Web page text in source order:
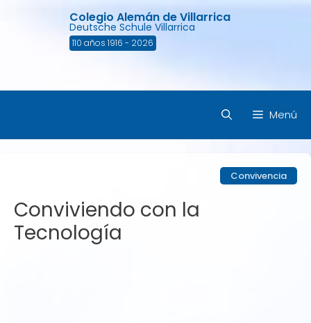
Colegio Alemán de Villarrica
Deutsche Schule Villarrica
110 años 1916 - 2026
Menú
Convivencia
Conviviendo con la
Tecnología